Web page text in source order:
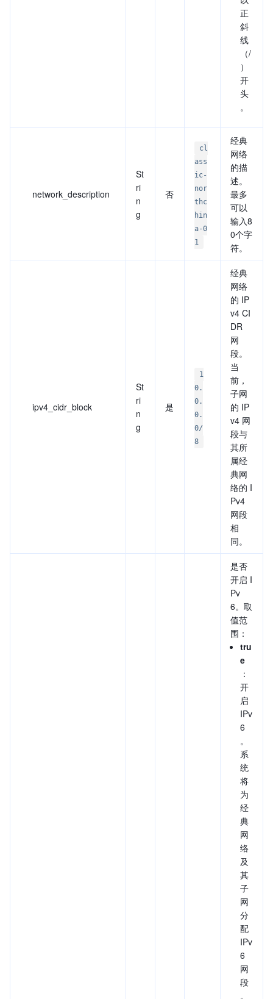
正
斜
线
（/
）
开
头
。
network_description
St
ri
n
g
否
cl
ass
ic-
nor
thc
hin
a-0
1
经典
网络
的描
述。
最多
可以
输入8
0个字
符。
ipv4_cidr_block
St
ri
n
g
是
1
0.
0.
0.
0/
8
经典
网络
的 IP
v4 CI
DR
网
段。
当
前，
子网
的 IP
v4 网
段与
其所
属经
典网
络的 I
Pv4
网段
相
同。
是否
开启 I
Pv
6。取
值范
围：
tru
e
：
开
启
IPv
6
。
系
统
将
为
经
典
网
络
及
其
子
网
分
配
IPv
6
网
段
。